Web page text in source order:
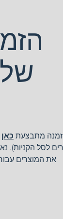
מתבצעת כאן
לסל הקניות).
את המוצרים